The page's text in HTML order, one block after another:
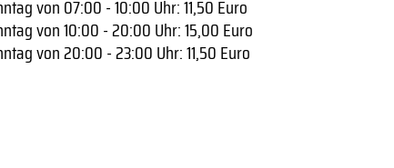
von 07:00 - 10:00 Uhr: 11,50 Euro
von 10:00 - 20:00 Uhr: 15,00 Euro
von 20:00 - 23:00 Uhr: 11,50 Euro